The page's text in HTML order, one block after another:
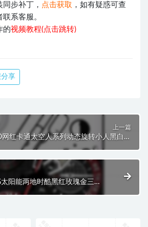
步补丁， 点击获取 ，如有疑惑可查
系客服。
的视频教程(点击跳转)
享
上一篇
网红卡通太空人系列动态旋转小人黑白简
约表盘.clock
阳能两地时酷黑红玫瑰金三